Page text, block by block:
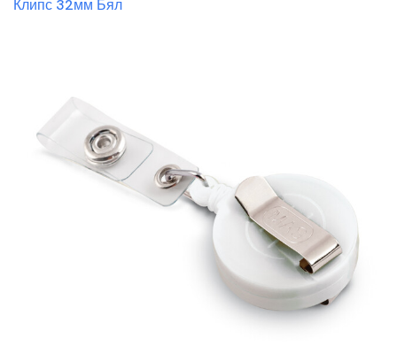
Клипс 32мм Бял